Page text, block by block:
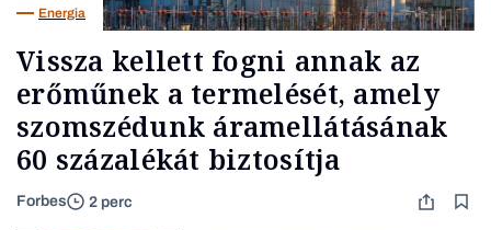
Energia
Vissza kellett fogni annak az
erőműnek a termelését, amely
szomszédunk áramellátásának
60 százalékát biztosítja
Forbes 2 perc